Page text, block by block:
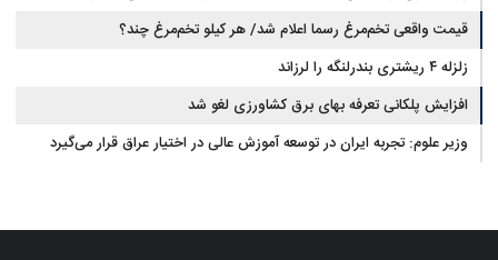
بوفالو از کجا وارد می‌شود؟/ هر کیلو بوفالو با چه قیمتی به فروش می‌رود؟
قیمت واقعی تخم‌مرغ رسما اعلام شد/ هر کیلو تخم‌مرغ چند؟
زلزله ۴ ریشتری بندرلنگه را لرزاند
افزایش پلکانی تعرفه بهای برق کشاورزی لغو شد
وزیر علوم: تجربه ایران در توسعه آموزش عالی در اختیار عراق قرار می‌گیرد